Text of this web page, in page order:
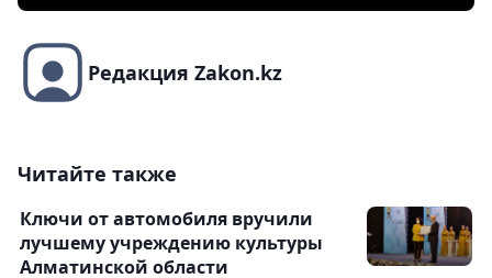
Редакция Zakon.kz
Читайте также
Ключи от автомобиля вручили
лучшему учреждению культуры
Алматинской области